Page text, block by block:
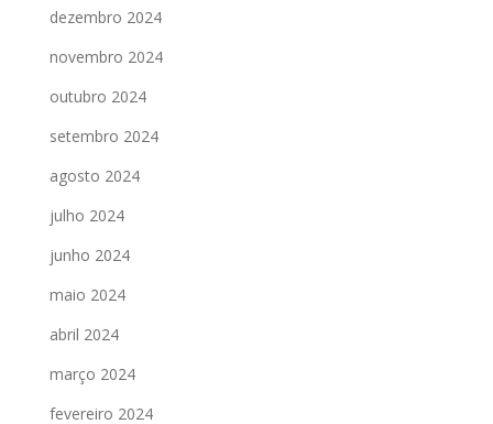
dezembro 2024
novembro 2024
outubro 2024
setembro 2024
agosto 2024
julho 2024
junho 2024
maio 2024
abril 2024
março 2024
fevereiro 2024